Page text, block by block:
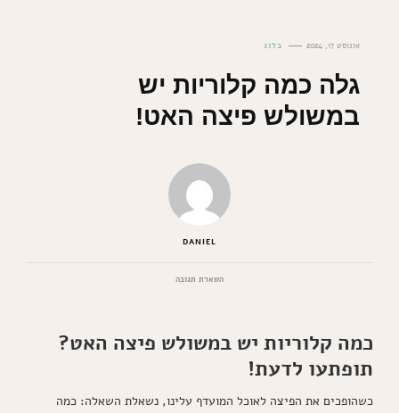
אוגוסט 17, 2024 בלוג
גלה כמה קלוריות יש
במשולש פיצה האט!
DANIEL
השארת תגובהבנושא
במשולש
כמה קלוריות יש במשולש פיצה האט?
תופתעו לדעת!
כשהופכים את הפיצה לאוכל המועדף עלינו, נשאלת השאלה: כמה